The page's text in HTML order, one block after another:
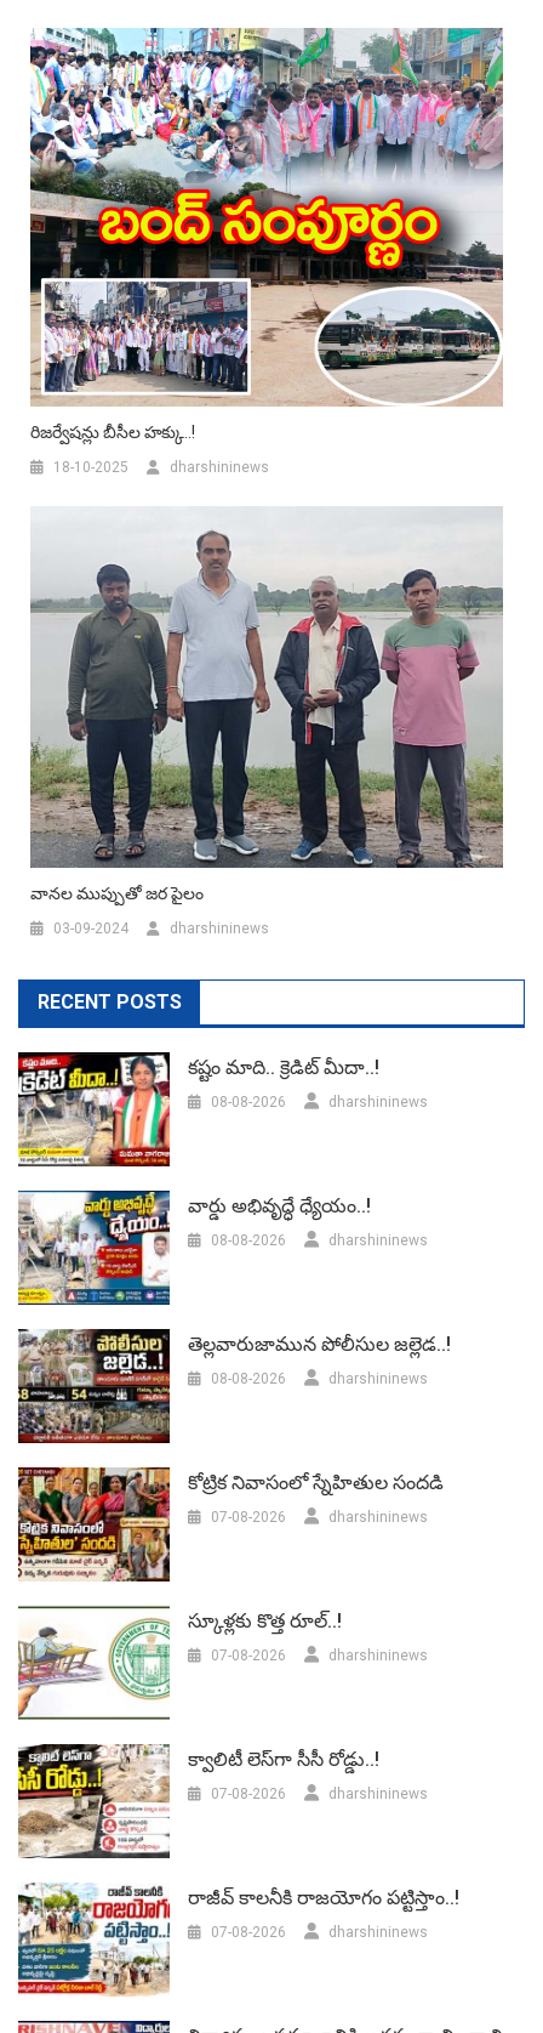
రిజర్వేషన్లు బీసీల హక్కు..!
18-10-2025 dharshininews
వానల ముప్పుతో జర పైలం
03-09-2024 dharshininews
RECENT POSTS
కష్టం మాది.. క్రెడిట్ మీదా..!
08-08-2026 dharshininews
వార్డు అభివృద్ధే ధ్యేయం..!
08-08-2026 dharshininews
తెల్లవారుజామున పోలీసుల జల్లెడ..!
08-08-2026 dharshininews
కోట్రిక నివాసంలో స్నేహితుల సందడి
07-08-2026 dharshininews
స్కూళ్లకు కొత్త రూల్..!
07-08-2026 dharshininews
క్వాలిటీ లెస్‌గా సీసీ రోడ్డు..!
07-08-2026 dharshininews
రాజీవ్ కాలనీకి రాజయోగం పట్టిస్తాం..!
07-08-2026 dharshininews